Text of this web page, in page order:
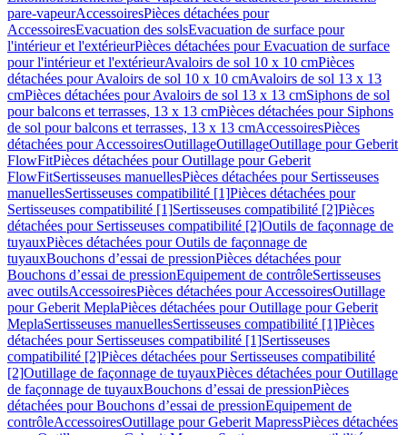
pare-vapeurAccessoiresPièces détachées pour
AccessoiresEvacuation des solsEvacuation de surface pour
l'intérieur et l'extérieurPièces détachées pour Evacuation de surface
pour l'intérieur et l'extérieurAvaloirs de sol 10 x 10 cmPièces
détachées pour Avaloirs de sol 10 x 10 cmAvaloirs de sol 13 x 13
cmPièces détachées pour Avaloirs de sol 13 x 13 cmSiphons de sol
pour balcons et terrasses, 13 x 13 cmPièces détachées pour Siphons
de sol pour balcons et terrasses, 13 x 13 cmAccessoiresPièces
détachées pour AccessoiresOutillageOutillageOutillage pour Geberit
FlowFitPièces détachées pour Outillage pour Geberit
FlowFitSertisseuses manuellesPièces détachées pour Sertisseuses
manuellesSertisseuses compatibilité [1]Pièces détachées pour
Sertisseuses compatibilité [1]Sertisseuses compatibilité [2]Pièces
détachées pour Sertisseuses compatibilité [2]Outils de façonnage de
tuyauxPièces détachées pour Outils de façonnage de
tuyauxBouchons d’essai de pressionPièces détachées pour
Bouchons d’essai de pressionEquipement de contrôleSertisseuses
avec outilsAccessoiresPièces détachées pour AccessoiresOutillage
pour Geberit MeplaPièces détachées pour Outillage pour Geberit
MeplaSertisseuses manuellesSertisseuses compatibilité [1]Pièces
détachées pour Sertisseuses compatibilité [1]Sertisseuses
compatibilité [2]Pièces détachées pour Sertisseuses compatibilité
[2]Outillage de façonnage de tuyauxPièces détachées pour Outillage
de façonnage de tuyauxBouchons d’essai de pressionPièces
détachées pour Bouchons d’essai de pressionEquipement de
contrôleAccessoiresOutillage pour Geberit MapressPièces détachées